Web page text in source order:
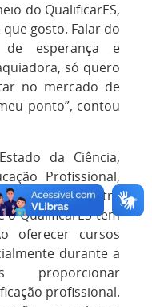
do QualificarES,
gosto. Falar do
esperança e
só quero
no mercado de
ponto”, contou
da Ciência,
Profissional,
de Karla ilustra
QualificarES tem
oferecer cursos
durante a
proporcionar
profissional.